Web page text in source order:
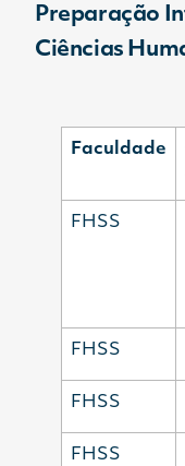
Preparação
Ciências
Faculdade
FHSS
FHSS
FHSS
FHSS